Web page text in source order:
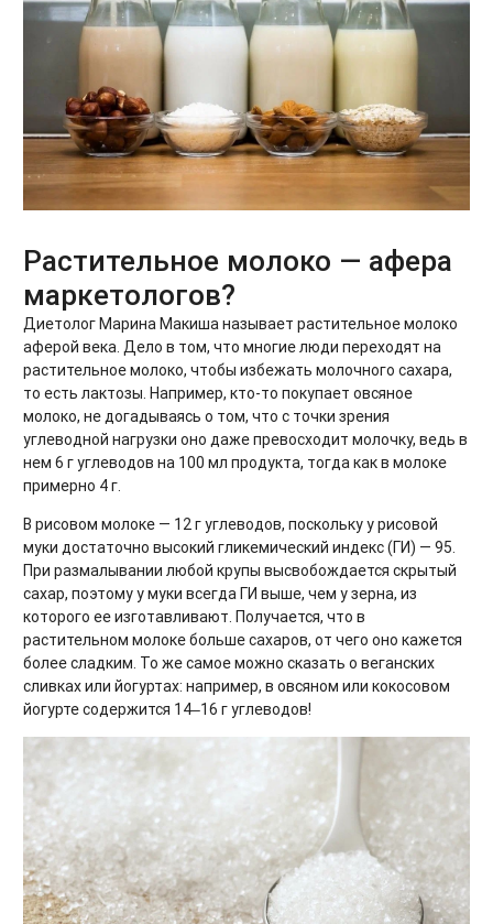
Растительное молоко — афера
маркетологов?
Диетолог Марина Макишаназывает растительное молоко
аферой века. Дело в том, что многие люди переходят на
растительное молоко, чтобы избежать молочного сахара,
то есть лактозы. Например, кто-то покупает овсяное
молоко, не догадываясь о том, что с точки зрения
углеводной нагрузки оно даже превосходит молочку, ведь в
нем 6 г углеводов на 100 мл продукта, тогда как в молоке
примерно 4 г.
В рисовом молоке — 12 г углеводов, поскольку у рисовой
муки достаточно высокий гликемический индекс (ГИ) — 95.
При размалывании любой крупы высвобождается скрытый
сахар, поэтому у муки всегда ГИ выше, чем у зерна, из
которого ее изготавливают. Получается, что в
растительном молоке больше сахаров, от чего оно кажется
более сладким. То же самое можно сказать о веганских
сливках или йогуртах: например, в овсяном или кокосовом
йогурте содержится 14‒16 г углеводов!